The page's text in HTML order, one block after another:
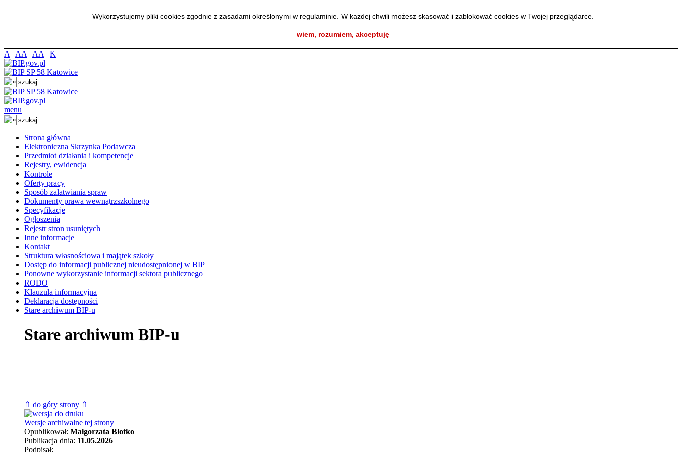
Wykorzystujemy pliki cookies zgodnie z zasadami określonymi w regulaminie. W każdej chwili możesz skasować i zablokować cookies w Twojej przeglądarce.
wiem, rozumiem, akceptuję
A AA AA K
menu
Strona główna
Elektroniczna Skrzynka Podawcza
Przedmiot działania i kompetencje
Rejestry, ewidencja
Kontrole
Oferty pracy
Sposób załatwiania spraw
Dokumenty prawa wewnątrzszkolnego
Specyfikacje
Ogłoszenia
Rejestr stron usuniętych
Inne informacje
Kontakt
Struktura własnościowa i majątek szkoły
Dostęp do informacji publicznej nieudostępnionej w BIP​
Ponowne wykorzystanie informacji sektora publicznego
RODO
Klauzula informacyjna
Deklaracja dostępności
Stare archiwum BIP-u
Stare archiwum BIP-u
⇑ do góry strony ⇑
Wersje archiwalne tej strony
Opublikował: Małgorzata Błotko
Publikacja dnia: 11.05.2026
Podpisał: